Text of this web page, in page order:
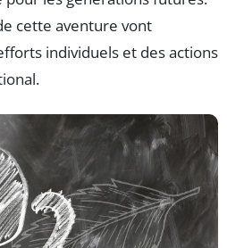
cette aventure vont
individuels et des actions